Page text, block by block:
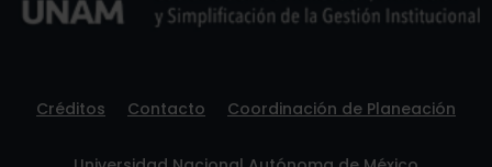
Créditos Contacto Coordinación de Planeación